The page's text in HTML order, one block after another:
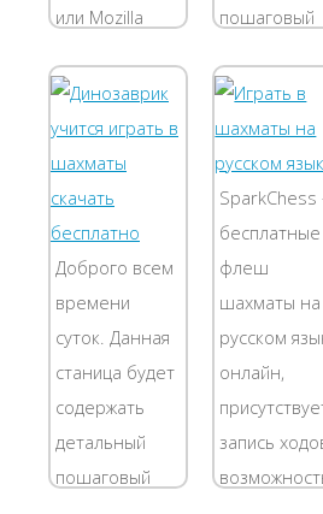
сейчас, и...
или Mozilla
быть
включена
поддержка
JavaScript. Для
выполнения
хода Вам
необходимо
сделать два
клика мышкой:
после...
пошаговый
скачивания
программы
Динозавры
учат
шахматам .
Хочу сразу
оговорится -
блокирока
программы
это...
Доброго всем
времени
суток. Данная
станица будет
содержать
детальный
пошаговый
SparkChess
бесплатные
флеш
шахматы на
русском
онлайн,
запись